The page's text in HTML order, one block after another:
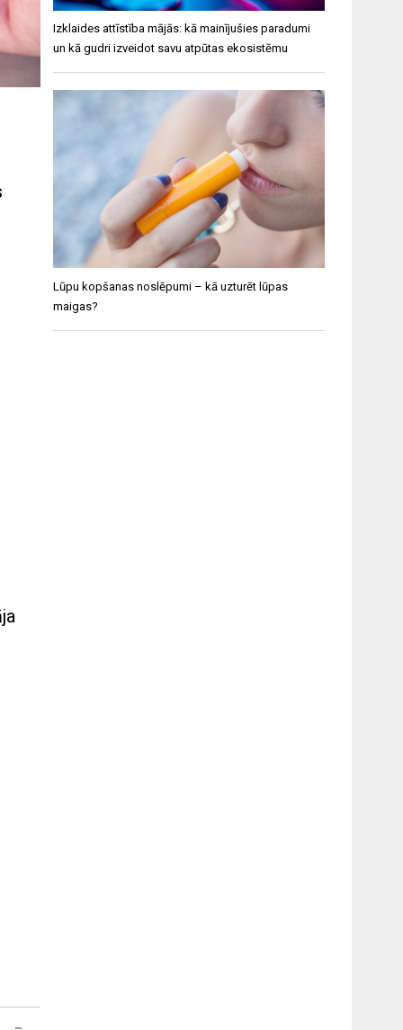
Izklaides attīstība mājās: kā mainījušies paradumi
un kā gudri izveidot savu atpūtas ekosistēmu
Lūpu kopšanas noslēpumi – kā uzturēt lūpas
maigas?